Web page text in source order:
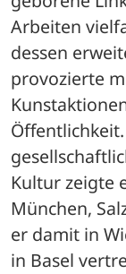
Arbeiten
dessen
provozierte
Kultur zeigte
München,
er damit in
in Basel